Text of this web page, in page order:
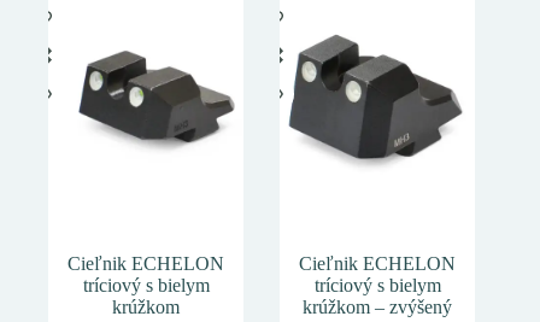
Cieľnik ECHELON
tríciový s bielym
krúžkom
Cieľnik ECHELON
tríciový s bielym
krúžkom – zvýšený